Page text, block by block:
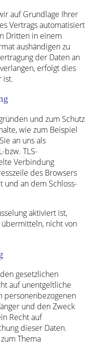
auf Grundlage Ihrer
Vertrags automatisiert
Dritten in einem
aushändigen zu
der Daten an
erfolgt dies
ist.
und zum Schutz
wie zum Beispiel
an uns als
bzw. TLS-
Verbindung
des Browsers
und an dem Schloss-
aktiviert ist,
nicht von
gesetzlichen
auf unentgeltliche
personenbezogenen
und den Zweck
Recht auf
dieser Daten.
Thema